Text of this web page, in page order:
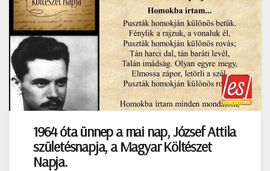
1964 óta ünnep a mai nap, József Attila
születésnapja, a Magyar Költészet
Napja.